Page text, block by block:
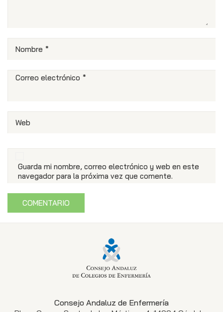
Nombre *
Correo electrónico *
Web
Guarda mi nombre, correo electrónico y web en este
navegador para la próxima vez que comente.
Consejo Andaluz de Enfermería